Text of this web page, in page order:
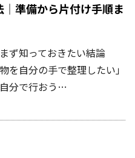
準備から片付け手順ま
ず知っておきたい結論
を自分の手で整理したい」
分で行おう…